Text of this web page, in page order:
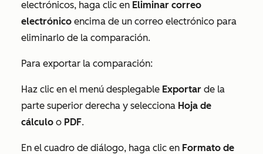
electrónicos, haga clic en Eliminar correo
electrónico encima de un correo electrónico para
eliminarlo de la comparación.
Para exportar la comparación:
Haz clic en el menú desplegable Exportar de la
parte superior derecha y selecciona Hoja de
cálculo o PDF.
En el cuadro de diálogo, haga clic en Formato de